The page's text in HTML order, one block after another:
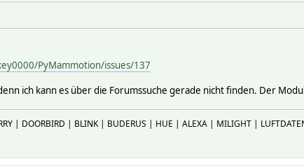
PyMammotion/issues/137
ich kann es über die Forumssuche gerade nicht finden. Der
| DOORBIRD | BLINK | BUDERUS | HUE | ALEXA | MILIGHT |